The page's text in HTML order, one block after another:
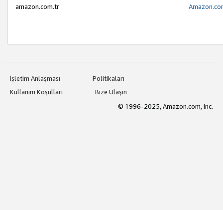
amazon.com.tr
İşletim Anlaşması
Politikaları
Kullanım Koşulları
Bize Ulaşın
© 1996-2025, Amazon.com, Inc.